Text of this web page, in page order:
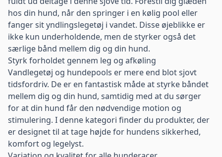
hos din hund, når den springer i en kølig pool eller
fanger sit yndlingslegetøj i vandet. Disse øjeblikke er
ikke kun underholdende, men de styrker også det
særlige bånd mellem dig og din hund.
Styrk forholdet gennem leg og afkøling
Vandlegetøj og hundepools er mere end blot sjovt
tidsfordriv. De er en fantastisk måde at styrke båndet
mellem dig og din hund, samtidig med at du sørger
for at din hund får den nødvendige motion og
stimulering. I denne kategori finder du produkter, der
er designet til at tage højde for hundens sikkerhed,
komfort og legelyst.